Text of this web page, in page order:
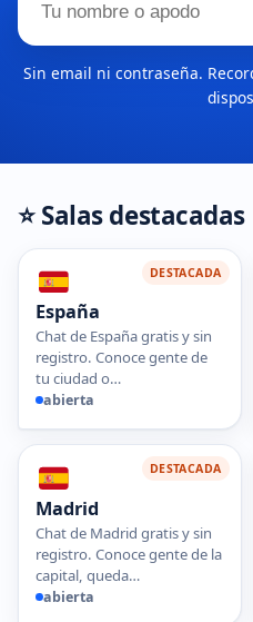
Sin email ni contraseña.
⭐ Salas destacadas
DESTACADA
España
Chat de España gratis y sin
registro. Conoce gente de
tu ciudad o…
abierta
DESTACADA
Madrid
Chat de Madrid gratis y sin
registro. Conoce gente de la
capital, queda…
abierta